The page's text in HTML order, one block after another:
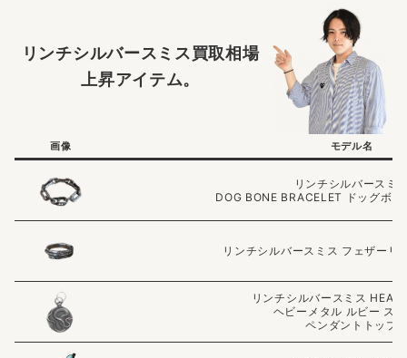
リンチシルバースミス買取相場
上昇アイテム。
画像 モデル名
リンチシルバースミ
DOG BONE BRACELET ドッグボ
リンチシルバースミス フェザーリ
リンチシルバースミス
ヘビーメタル ルビー ス
ペンダントトップ